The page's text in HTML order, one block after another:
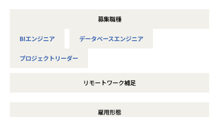
募集職種
BIエンジニア データベースエンジニア
プロジェクトリーダー
リモートワーク補足
雇用形態